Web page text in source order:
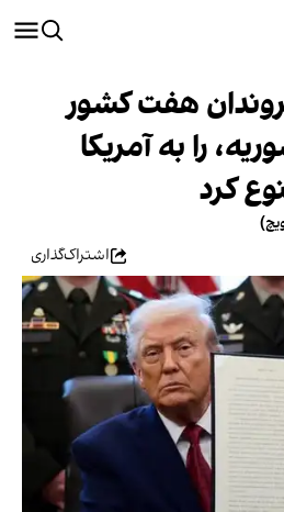
هفت کشور
را به آمریکا
کرد
اشتراک‌گذاری